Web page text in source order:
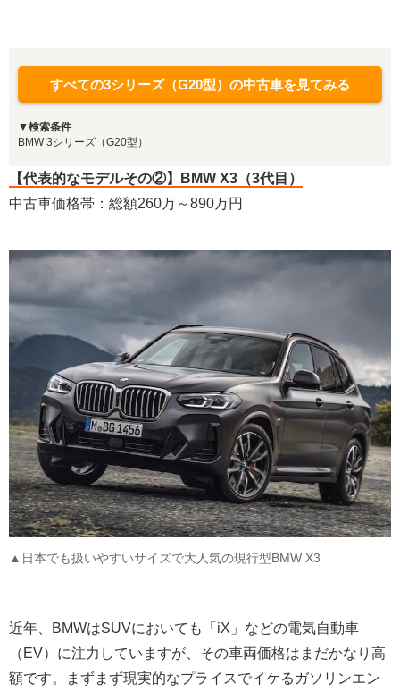
すべての3シリーズ（G20型）の中古車を見てみる
▼検索条件
BMW 3シリーズ（G20型）
【代表的なモデルその②】BMW X3（3代目）
中古車価格帯：総額260万～890万円
▲日本でも扱いやすいサイズで大人気の現行型BMW X3
近年、BMWはSUVにおいても「iX」などの電気自動車
（EV）に注力していますが、その車両価格はまだかなり高
額です。まずまず現実的なプライスでイケるガソリンエン